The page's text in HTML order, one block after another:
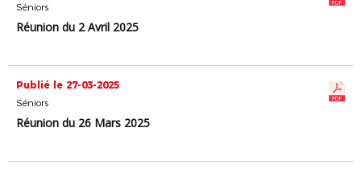
Séniors
Réunion du 2 Avril 2025
Publié le 27-03-2025
Séniors
Réunion du 26 Mars 2025